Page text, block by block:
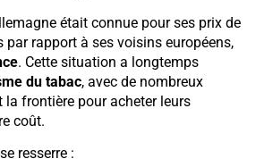
était connue pour ses prix de
rapport à ses voisins européens,
. Cette situation a longtemps
du tabac, avec de nombreux
la frontière pour acheter leurs
coût.
resserre :